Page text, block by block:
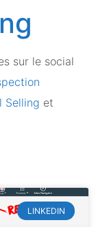
sur le social
Selling et
LINKEDIN